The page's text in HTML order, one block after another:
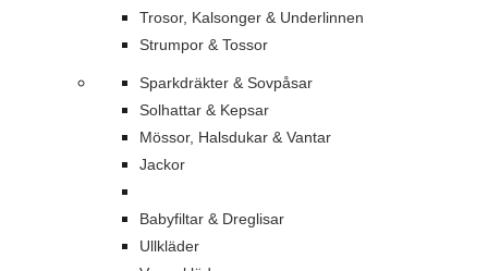
Trosor, Kalsonger & Underlinnen
Strumpor & Tossor
Sparkdräkter & Sovpåsar
Solhattar & Kepsar
Mössor, Halsdukar & Vantar
Jackor
Babyfiltar & Dreglisar
Ullkläder